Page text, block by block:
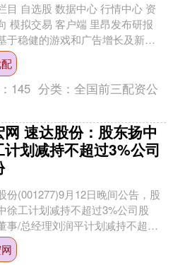
目 自选股 数据中心 行情中心 资
模拟交易 客户端 里昂发布研报
于稳健的游戏和广告增长及新游
功，将腾讯控股（00700）目标价
145 分类：全国前三配资公
网 速达股份：股东扬中
计划减持不超过3%公司
份(001277)9月12日晚间公告，股
徐工计划减持不超过3%公司股
事/总经理刘润平计划减持不超过
公司股份；副总经理栗靖计划减持